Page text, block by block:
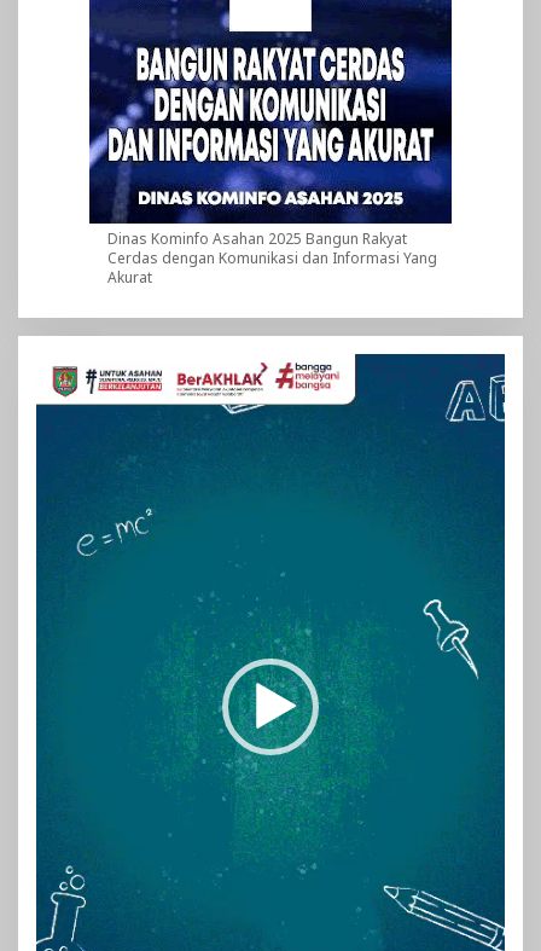
Dinas Kominfo Asahan 2025 Bangun Rakyat
Cerdas dengan Komunikasi dan Informasi Yang
Akurat
Pemutar
Video